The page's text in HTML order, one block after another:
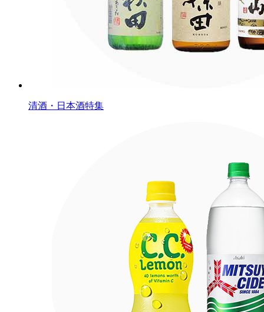
清酒・日本酒特集